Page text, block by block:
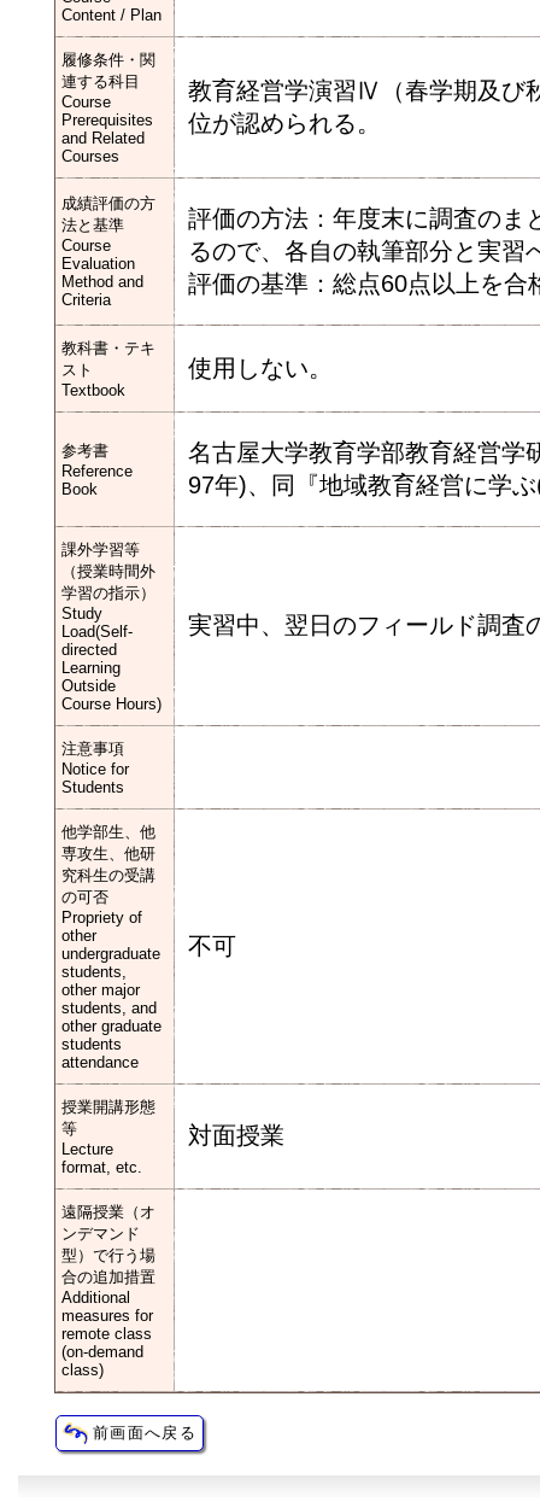
Content / Plan
履修条件・関
連する科目
Course
Prerequisites
and Related
Courses
教育経営学演習Ⅳ（春学期及び
位が認められる。
成績評価の方
法と基準
Course
Evaluation
Method and
Criteria
評価の方法：年度末に調査のま
るので、各自の執筆部分と実習
評価の基準：総点60点以上を合
教科書・テキ
スト
Textbook
使用しない。
参考書
Reference
Book
名古屋大学教育学部教育経営学
97年)、同『地域教育経営に学
課外学習等
（授業時間外
学習の指示）
Study
Load(Self-
directed
Learning
Outside
Course Hours)
実習中、翌日のフィールド調査
注意事項
Notice for
Students
他学部生、他
専攻生、他研
究科生の受講
の可否
Propriety of
other
undergraduate
students,
other major
students, and
other graduate
students
attendance
不可
授業開講形態
等
Lecture
format, etc.
対面授業
遠隔授業（オ
ンデマンド
型）で行う場
合の追加措置
Additional
measures for
remote class
(on-demand
class)